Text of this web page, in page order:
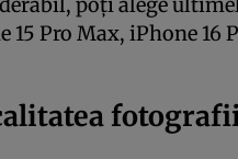
15 Pro Max, iPhone 16